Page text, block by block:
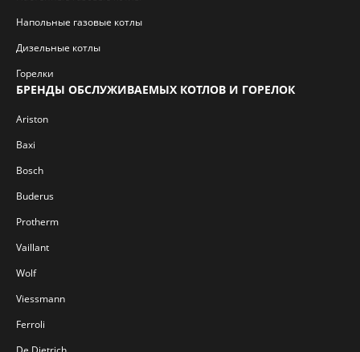
Напольные газовые котлы
Дизельные котлы
Горелки
БРЕНДЫ ОБСЛУЖИВАЕМЫХ КОТЛОВ И ГОРЕЛОК
Ariston
Baxi
Bosch
Buderus
Protherm
Vaillant
Wolf
Viessmann
Ferroli